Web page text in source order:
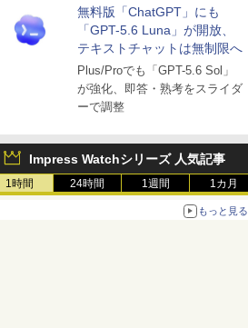
無料版「ChatGPT」にも
「GPT-5.6 Luna」が開放、
テキストチャットは無制限へ
Plus/Proでも「GPT-5.6 Sol」
が強化、即答・熟考をスライダ
ーで調整
Impress Watchシリーズ 人気記事
1時間 24時間 1週間 1カ月
もっと見る